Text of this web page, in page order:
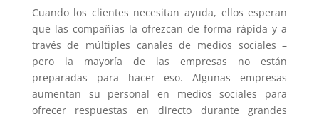
Cuando los clientes necesitan ayuda, ellos esperan
que las compañías la ofrezcan de forma rápida y a
través de múltiples canales de medios sociales –
pero la mayoría de las empresas no están
preparadas para hacer eso.Algunas empresas
aumentan su personal en medios sociales para
ofrecer respuestas en directo durante grandes